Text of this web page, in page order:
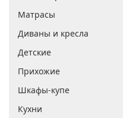
Детские
Прихожие
Шкафы-купе
Кухни
Столы и стулья
Компьютерные столы и